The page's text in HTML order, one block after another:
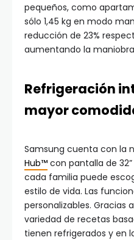
pequeños, como
sólo 1,45 kg en modo
reducción de 23%
aumentando la
Refrigeración
mayor
Samsung cuenta con la
Hub™ con pantalla de
cada familia puede
estilo de vida. Las
personalizables. Gracias
variedad de recetas
tienen refrigerados y en